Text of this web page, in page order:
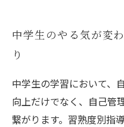
自発学習力向上に
礎から解説
塾業界で広がる習
望
中学生のやる気が変
り
中学生の学習において、
向上だけでなく、自己管
繋がります。習熟度別指